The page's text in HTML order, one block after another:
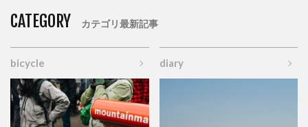
CATEGORY カテゴリ最新記事
bicycle diary